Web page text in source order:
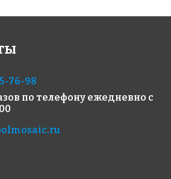
76-98
по телефону ежедневно с